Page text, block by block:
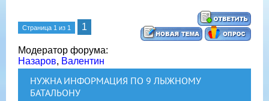
Страница 1 из 1 1
Модератор форума:
Назаров, Валентин
НУЖНА ИНФОРМАЦИЯ ПО 9 ЛЫЖНОМУ
БАТАЛЬОНУ